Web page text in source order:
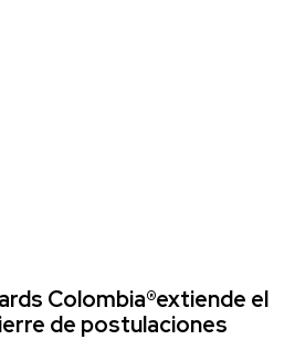
Colombia®extiende el
de postulaciones